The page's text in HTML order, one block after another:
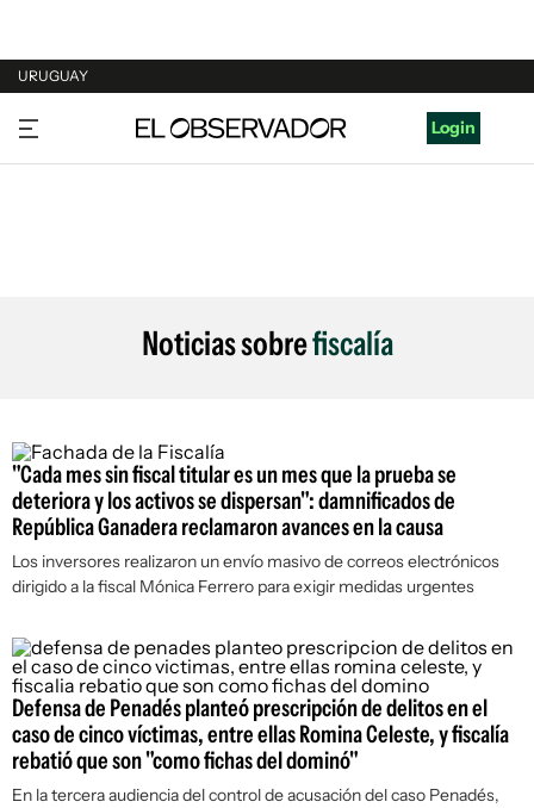
URUGUAY
URUGUAY
ARGENTINA
Login
Noticias sobrefiscalía
"Cada mes sin fiscal titular es un mes que la prueba se
deteriora y los activos se dispersan": damnificados de
República Ganadera reclamaron avances en la causa
Los inversores realizaron un envío masivo de correos electrónicos
dirigido a la fiscal Mónica Ferrero para exigir medidas urgentes
Defensa de Penadés planteó prescripción de delitos en el
caso de cinco víctimas, entre ellas Romina Celeste, y fiscalía
rebatió que son "como fichas del dominó"
En la tercera audiencia del control de acusación del caso Penadés,